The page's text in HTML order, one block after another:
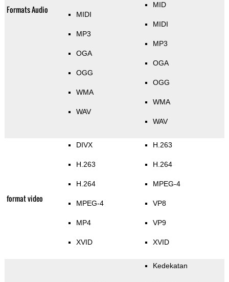
Formats Audio MIDI
MP3
OGA
OGG
WMA
WAV
MID
MIDI
MP3
OGA
OGG
WMA
WAV
format video
DIVX
H.263
H.264
MPEG-4
MP4
XVID
H.263
H.264
MPEG-4
VP8
VP9
XVID
Kedekatan